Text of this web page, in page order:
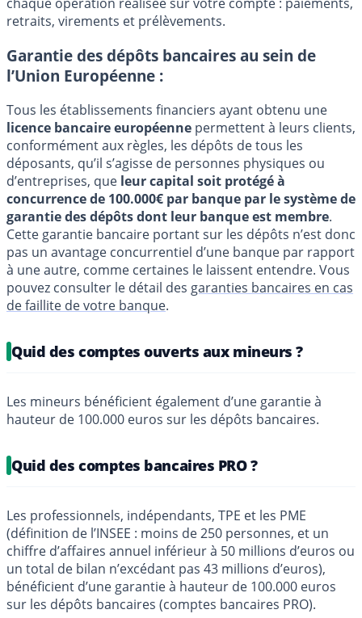
retraits, virements et prélèvements.
Garantie des dépôts bancaires au sein de
l’Union Européenne :
Tous les établissements financiers ayant obtenu une
licence bancaire européenne permettent à leurs clients,
conformément aux règles, les dépôts de tous les
déposants, qu’il s’agisse de personnes physiques ou
d’entreprises, que leur capital soit protégé à
concurrence de 100.000€ par banque par le système de
garantie des dépôts dont leur banque est membre.
Cette garantie bancaire portant sur les dépôts n’est donc
pas un avantage concurrentiel d’une banque par rapport
à une autre, comme certaines le laissent entendre. Vous
pouvez consulter le détail des garanties bancaires en cas
de faillite de votre banque.
Quid des comptes ouverts aux mineurs ?
Les mineurs bénéficient également d’une garantie à
hauteur de 100.000 euros sur les dépôts bancaires.
Quid des comptes bancaires PRO ?
Les professionnels, indépendants, TPE et les PME
(définition de l’INSEE : moins de 250 personnes, et un
chiffre d’affaires annuel inférieur à 50 millions d’euros ou
un total de bilan n’excédant pas 43 millions d’euros),
bénéficient d’une garantie à hauteur de 100.000 euros
sur les dépôts bancaires (comptes bancaires PRO).